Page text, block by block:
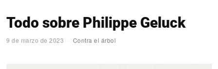
Todo sobre Philippe Geluck
9 de marzo de 2023 Contra el árbol